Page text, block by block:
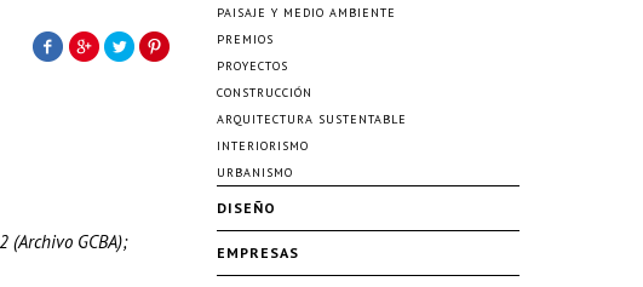
(Archivo GCBA);
PAISAJE Y MEDIO AMBIENTE
PREMIOS
PROYECTOS
CONSTRUCCIÓN
ARQUITECTURA SUSTENTABLE
INTERIORISMO
URBANISMO
DISEÑO
EMPRESAS